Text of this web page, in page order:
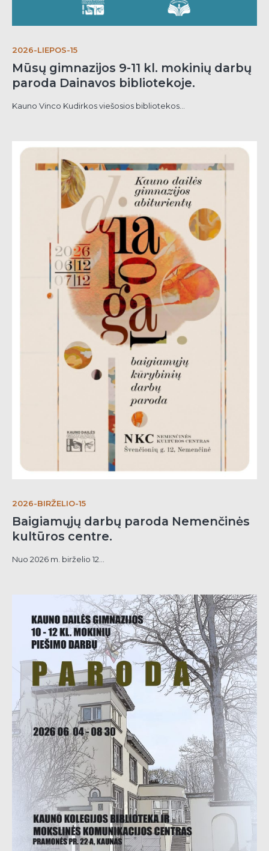
2026-LIEPOS-15
Mūsų gimnazijos 9-11 kl. mokinių darbų
paroda Dainavos bibliotekoje.
Kauno Vinco Kudirkos viešosios bibliotekos...
2026-BIRŽELIO-15
Baigiamųjų darbų paroda Nemenčinės
kultūros centre.
Nuo 2026 m. birželio 12...